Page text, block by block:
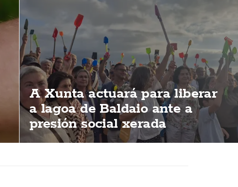
A Xunta actuará para liberar
a lagoa de Baldaio ante a
presión social xerada